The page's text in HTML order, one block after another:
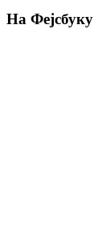
На Фејсбуку